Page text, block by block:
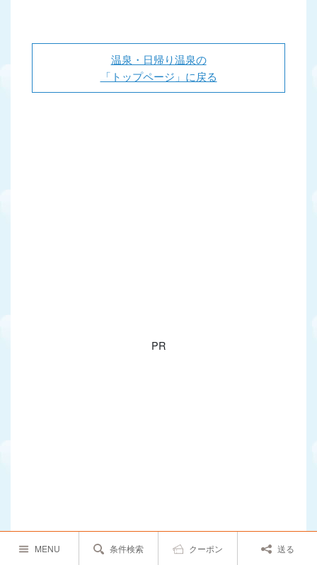
温泉・日帰り温泉の
「トップページ」に戻る
PR
MENU 条件検索 クーポン 送る